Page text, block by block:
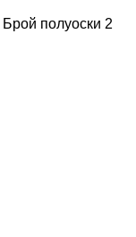
Брой полуоски 2